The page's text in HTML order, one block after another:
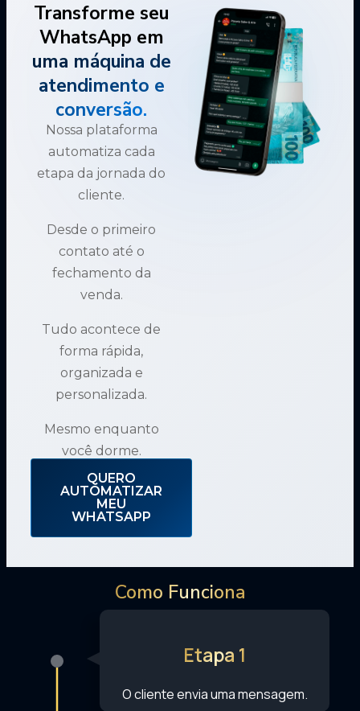
Transforme seu
WhatsApp em
uma máquina de
atendimento e
conversão.
Nossa plataforma
automatiza cada
etapa da jornada do
cliente.
Desde o primeiro
contato até o
fechamento da
venda.
Tudo acontece de
forma rápida,
organizada e
personalizada.
Mesmo enquanto
você dorme.
QUERO
AUTOMATIZAR
MEU
WHATSAPP
Como Funciona
Etapa 1
O cliente envia uma mensagem.